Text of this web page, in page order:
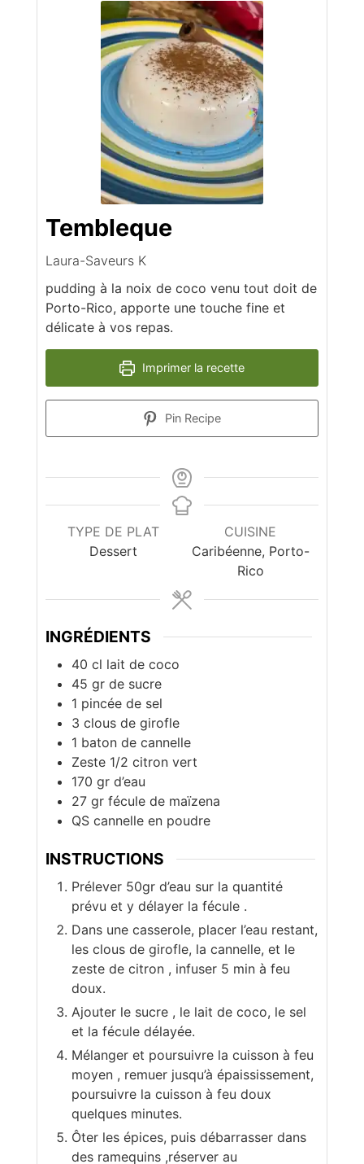
Tembleque
Laura-Saveurs K
pudding à la noix de coco venu tout doit de
Porto-Rico, apporte une touche fine et
délicate à vos repas.
Imprimer la recette
Pin Recipe
TYPE DE PLAT
Dessert
CUISINE
Caribéenne, Porto-
Rico
INGRÉDIENTS
40 cl lait de coco
45 gr de sucre
1 pincée de sel
3 clous de girofle
1 baton de cannelle
Zeste 1/2 citron vert
170 gr d’eau
27 gr fécule de maïzena
QS cannelle en poudre
INSTRUCTIONS
Prélever 50gr d’eau sur la quantité
prévu et y délayer la fécule .
Dans une casserole, placer l’eau restant,
les clous de girofle, la cannelle, et le
zeste de citron , infuser 5 min à feu
doux.
Ajouter le sucre , le lait de coco, le sel
et la fécule délayée.
Mélanger et poursuivre la cuisson à feu
moyen , remuer jusqu’à épaississement,
poursuivre la cuisson à feu doux
quelques minutes.
Ôter les épices, puis débarrasser dans
des ramequins ,réserver au